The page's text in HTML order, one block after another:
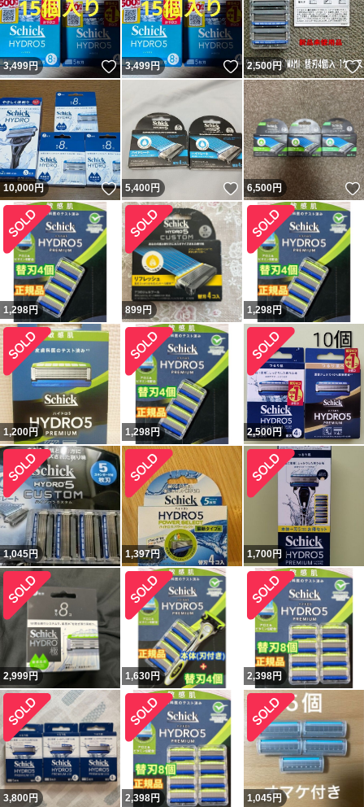
3,499円 いいね！
3,499円 いいね！
2,500円
10,000円 いいね！
5,400円 いいね！
6,500円
1,298円 899円 1,298円
1,200円 1,298円 2,500円
1,045円 1,397円 1,700円
2,999円 1,630円 2,398円
3,800円 2,398円 1,045円